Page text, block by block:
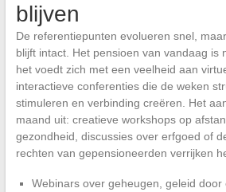
blijven
De referentiepunten evolueren snel,
blijft intact. Het pensioen van vandaag is
het voedt zich met een veelheid aan
interactieve conferenties die de weken
stimuleren en verbinding creëren. Het
maand uit: creatieve workshops op
gezondheid, discussies over erfgoed of
rechten van gepensioneerden verrijken
Webinars over geheugen, geleid door